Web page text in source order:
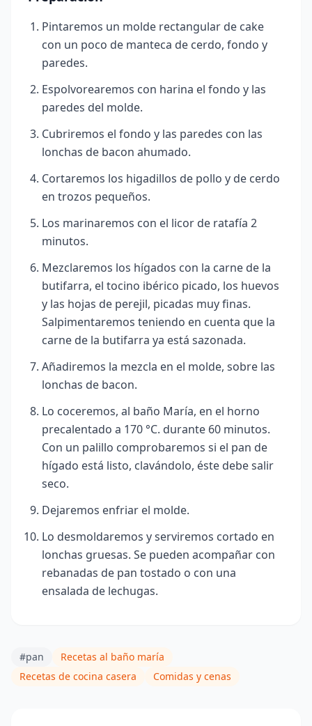
Pintaremos un molde rectangular de cake
con un poco de manteca de cerdo, fondo y
paredes.
Espolvorearemos con harina el fondo y las
paredes del molde.
Cubriremos el fondo y las paredes con las
lonchas de bacon ahumado.
Cortaremos los higadillos de pollo y de cerdo
en trozos pequeños.
Los marinaremos con el licor de ratafía 2
minutos.
Mezclaremos los hígados con la carne de la
butifarra, el tocino ibérico picado, los huevos
y las hojas de perejil, picadas muy finas.
Salpimentaremos teniendo en cuenta que la
carne de la butifarra ya está sazonada.
Añadiremos la mezcla en el molde, sobre las
lonchas de bacon.
Lo coceremos, al baño María, en el horno
precalentado a 170 °C. durante 60 minutos.
Con un palillo comprobaremos si el pan de
hígado está listo, clavándolo, éste debe salir
seco.
Dejaremos enfriar el molde.
Lo desmoldaremos y serviremos cortado en
lonchas gruesas. Se pueden acompañar con
rebanadas de pan tostado o con una
ensalada de lechugas.
#pan
Recetas al baño maría
Recetas de cocina casera
Comidas y cenas